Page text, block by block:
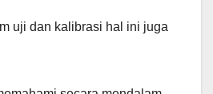
uji dan kalibrasi hal ini juga